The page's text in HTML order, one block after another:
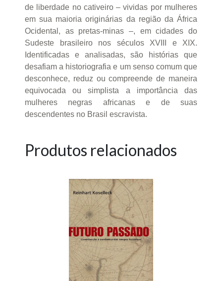
de liberdade no cativeiro – vividas por mulheres
em sua maioria originárias da região da África
Ocidental, as pretas-minas –, em cidades do
Sudeste brasileiro nos séculos XVIII e XIX.
Identificadas e analisadas, são histórias que
desafiam a historiografia e um senso comum que
desconhece, reduz ou compreende de maneira
equivocada ou simplista a importância das
mulheres negras africanas e de suas
descendentes no Brasil escravista.
Produtos relacionados